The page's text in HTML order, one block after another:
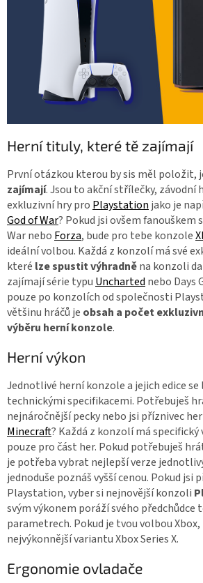
Herní tituly, které tě zajímají
První otázkou kterou by sis měl položit,
zajímají. Jsou to akční střílečky, závodní
exkluzivní hry pro Playstation jako je
God of War? Pokud jsi ovšem fanouškem
War nebo Forza, bude pro tebe konzole
ideální volbou. Každá z konzolí má své
které lze spustit výhradněna konzoli
zajímají série typu Uncharted nebo Days
pouze po konzolích od společnosti
většinu hráčů je obsah a počet
výběru herní konzole.
Herní výkon
Jednotlivé herní konzole a jejich edice se
technickými specifikacemi. Potřebuješ
nejnáročnější pecky nebo jsi příznivec
Minecraft? Každá z konzolí má
pouze pro část her. Pokud potřebuješ
je potřeba vybrat nejlepší verze
jednoduše poznáš vyšší cenou. Pokud jsi
Playstation, vyber si nejnovější konzoli
svým výkonem poráží svého předchůdce
parametrech. Pokud je tvou volbou
nejvýkonnější variantu Xbox Series X.
Ergonomie ovladače